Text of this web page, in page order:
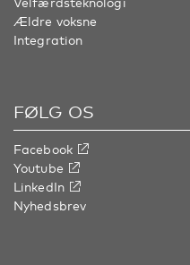
Ældre voksne
Integration
FØLG OS
Facebook
Youtube
LinkedIn
Nyhedsbrev